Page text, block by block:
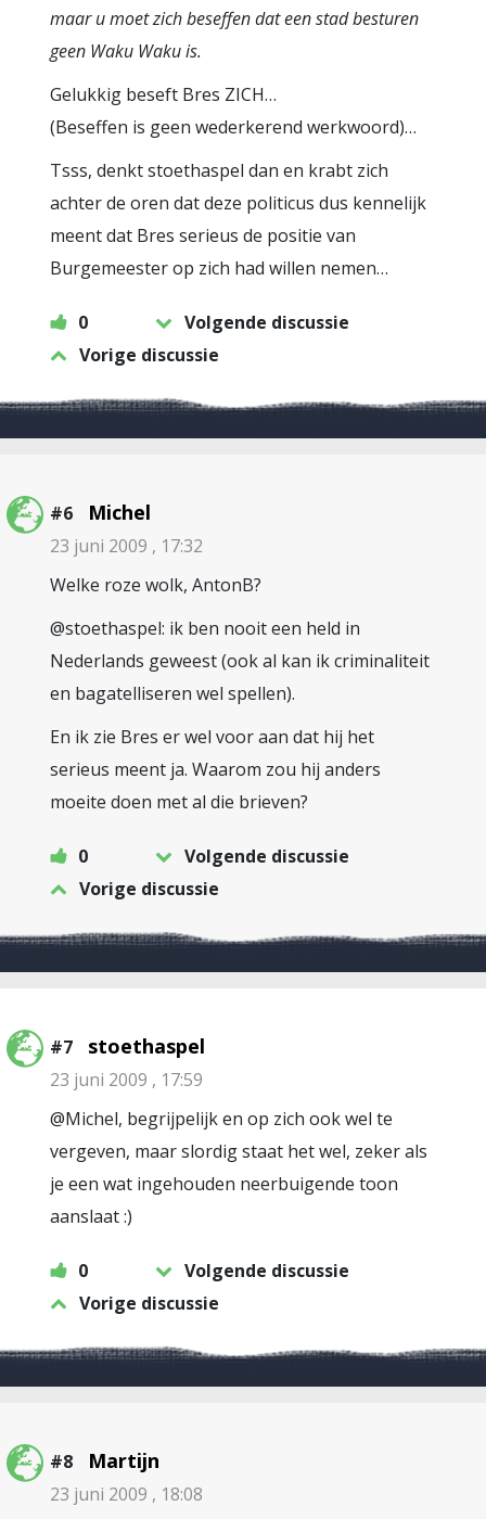
maar u moet zich beseffen dat een stad besturen
geen Waku Waku is.
Gelukkig beseft Bres ZICH…
(Beseffen is geen wederkerend werkwoord)…
Tsss, denkt stoethaspel dan en krabt zich
achter de oren dat deze politicus dus kennelijk
meent dat Bres serieus de positie van
Burgemeester op zich had willen nemen…
0
Volgende discussie
Vorige discussie
#6 Michel
23 juni 2009 , 17:32
Welke roze wolk, AntonB?
@stoethaspel: ik ben nooit een held in
Nederlands geweest (ook al kan ik criminaliteit
en bagatelliseren wel spellen).
En ik zie Bres er wel voor aan dat hij het
serieus meent ja. Waarom zou hij anders
moeite doen met al die brieven?
0
Volgende discussie
Vorige discussie
#7 stoethaspel
23 juni 2009 , 17:59
@Michel, begrijpelijk en op zich ook wel te
vergeven, maar slordig staat het wel, zeker als
je een wat ingehouden neerbuigende toon
aanslaat :)
0
Volgende discussie
Vorige discussie
#8 Martijn
23 juni 2009 , 18:08